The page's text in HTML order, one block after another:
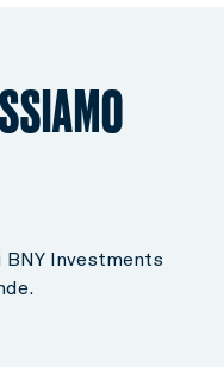
Investments